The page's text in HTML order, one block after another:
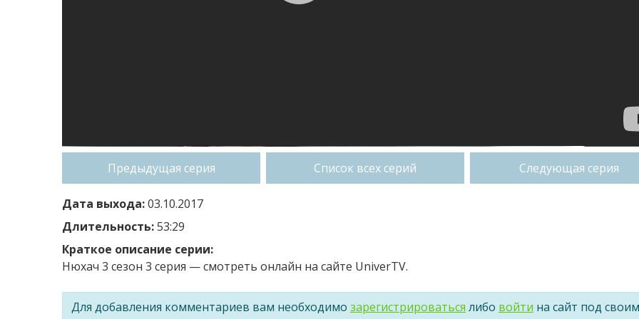
Предыдущая серия Список всех серий Следующая серия
Дата выхода:03.10.2017
Длительность:53:29
Краткое описание серии:
Нюхач 3 сезон 3 серия — смотреть онлайн на сайте UniverTV.
Для добавления комментариев вам необходимо зарегистрироваться либо войти на сайт под своим